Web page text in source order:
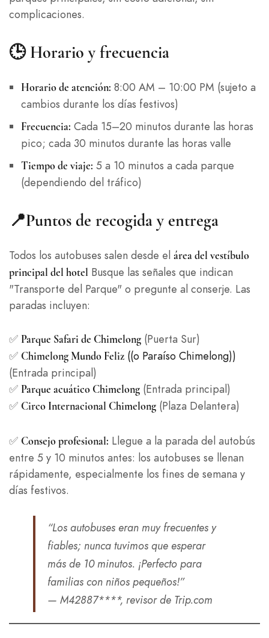
complicaciones.
🕒 Horario y frecuencia
Horario de atención: 8:00 AM – 10:00 PM (sujeto a
cambios durante los días festivos)
Frecuencia: Cada 15–20 minutos durante las horas
pico; cada 30 minutos durante las horas valle
Tiempo de viaje: 5 a 10 minutos a cada parque
(dependiendo del tráfico)
📍Puntos de recogida y entrega
Todos los autobuses salen desde el área del vestíbulo
principal del hotel Busque las señales que indican
"Transporte del Parque" o pregunte al conserje. Las
paradas incluyen:
✅ Parque Safari de Chimelong (Puerta Sur)
✅ Chimelong Mundo Feliz ((o Paraíso Chimelong))
(Entrada principal)
✅ Parque acuático Chimelong (Entrada principal)
✅ Circo Internacional Chimelong (Plaza Delantera)
✅ Consejo profesional: Llegue a la parada del autobús
entre 5 y 10 minutos antes: los autobuses se llenan
rápidamente, especialmente los fines de semana y
días festivos.
“Los autobuses eran muy frecuentes y
fiables; nunca tuvimos que esperar
más de 10 minutos. ¡Perfecto para
familias con niños pequeños!”
— M42887****, revisor de Trip.com